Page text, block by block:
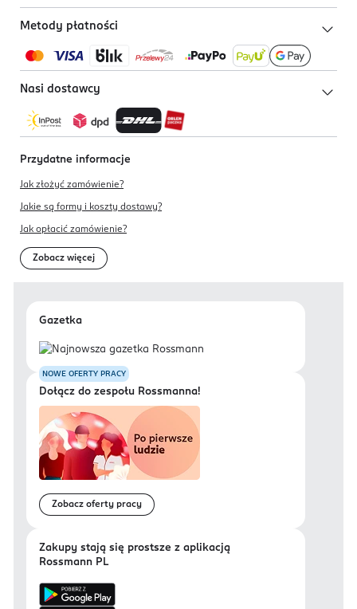
Metody płatności
Nasi dostawcy
Przydatne informacje
Jak złożyć zamówienie?
Jakie są formy i koszty dostawy?
Jak opłacić zamówienie?
Zobacz więcej
Gazetka
NOWE OFERTY PRACY
Dołącz do zespołu Rossmanna!
Zobacz oferty pracy
Zakupy stają się prostsze z aplikacją
Rossmann PL